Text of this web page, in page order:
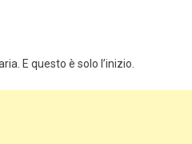
E questo è solo l’inizio.